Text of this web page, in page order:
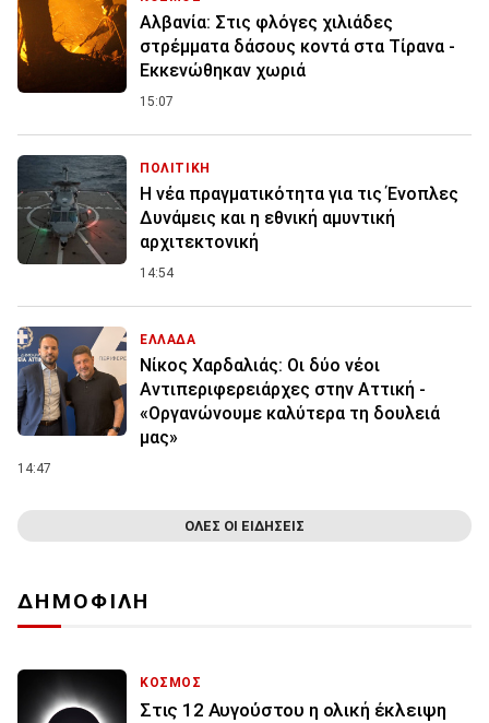
Αλβανία: Στις φλόγες χιλιάδες
στρέμματα δάσους κοντά στα Τίρανα -
Εκκενώθηκαν χωριά
15:07
ΠΟΛΙΤΙΚΗ
Η νέα πραγματικότητα για τις Ένοπλες
Δυνάμεις και η εθνική αμυντική
αρχιτεκτονική
14:54
ΕΛΛΑΔΑ
Νίκος Χαρδαλιάς: Οι δύο νέοι
Αντιπεριφερειάρχες στην Αττική -
«Οργανώνουμε καλύτερα τη δουλειά
μας»
14:47
ΟΛΕΣ ΟΙ ΕΙΔΗΣΕΙΣ
ΔΗΜΟΦΙΛΗ
ΚΟΣΜΟΣ
Στις 12 Αυγούστου η ολική έκλειψη